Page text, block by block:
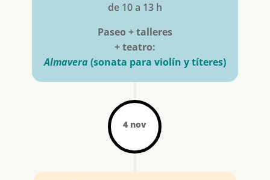
de 10 a 13 h
Paseo + talleres
+ teatro:
Almavera(sonata para violín y títeres)
4 nov